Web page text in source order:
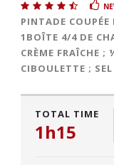
PINTADE COUPÉE
1BOÎTE 4/4 DE
CRÈME FRAÎCHE
CIBOULETTE ;
TOTAL TIME
1h15